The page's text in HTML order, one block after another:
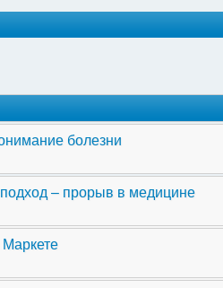
болезни
– прорыв в медицине